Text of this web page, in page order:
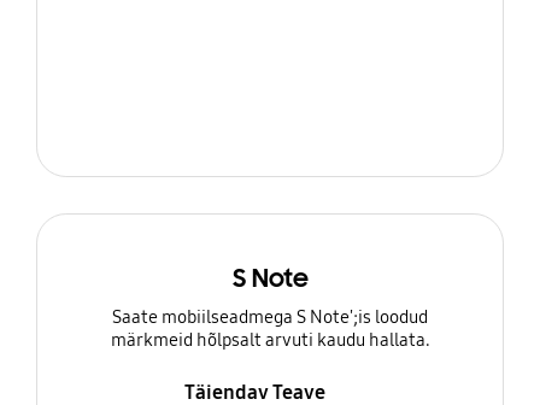
S Note
Saate mobiilseadmega S Note';is loodud
märkmeid hõlpsalt arvuti kaudu hallata.
Täiendav Teave